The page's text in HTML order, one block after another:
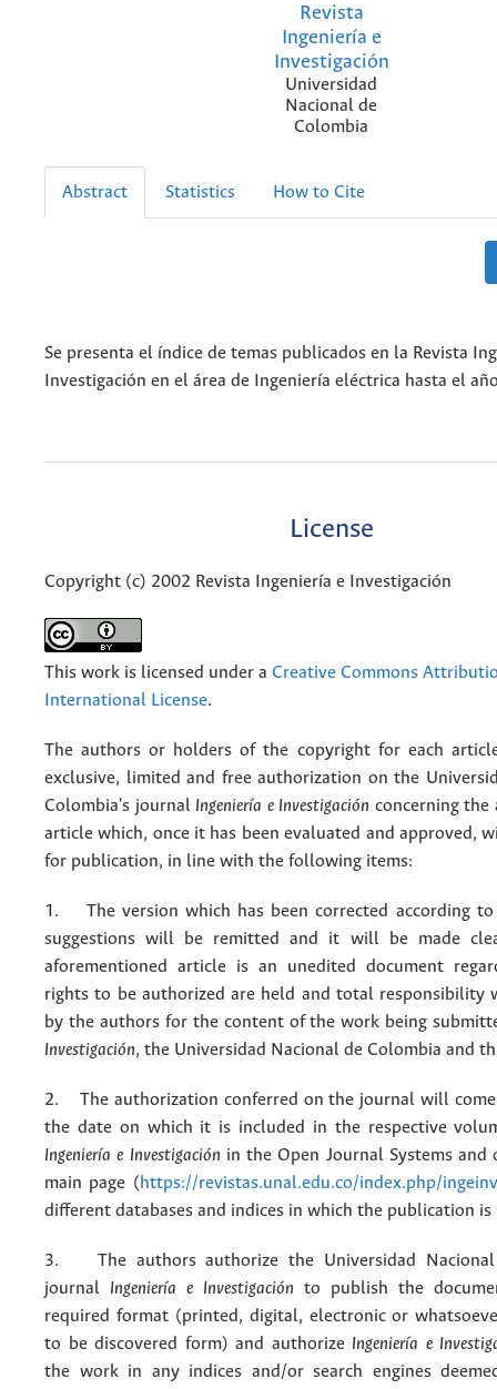
Revista
Ingeniería e
Investigación
Universidad
Nacional de
Colombia
Abstract Statistics How to Cite
Se presenta el índice de temas publicados en la Revista
Investigación en el área de Ingeniería eléctrica hasta el
License
Copyright (c) 2002 Revista Ingeniería e Investigación
This work is licensed under a Creative Commons
International License.
The authors or holders of the copyright for each
exclusive, limited and free authorization on the
Colombia's journal Ingeniería e Investigación concerning the
article which, once it has been evaluated and approved,
for publication, in line with the following items:
1. The version which has been corrected according
suggestions will be remitted and it will be made
aforementioned article is an unedited document
rights to be authorized are held and total responsibility
by the authors for the content of the work being
Investigación, the Universidad Nacional de Colombia and
2. The authorization conferred on the journal will
the date on which it is included in the respective
Ingeniería e Investigación in the Open Journal Systems and
main page (https://revistas.unal.edu.co/index.php/ingeinv
different databases and indices in which the publication is
3. The authors authorize the Universidad Nacional
journal Ingeniería e Investigación to publish the
required format (printed, digital, electronic or
to be discovered form) and authorize Ingeniería e
the work in any indices and/or search engines